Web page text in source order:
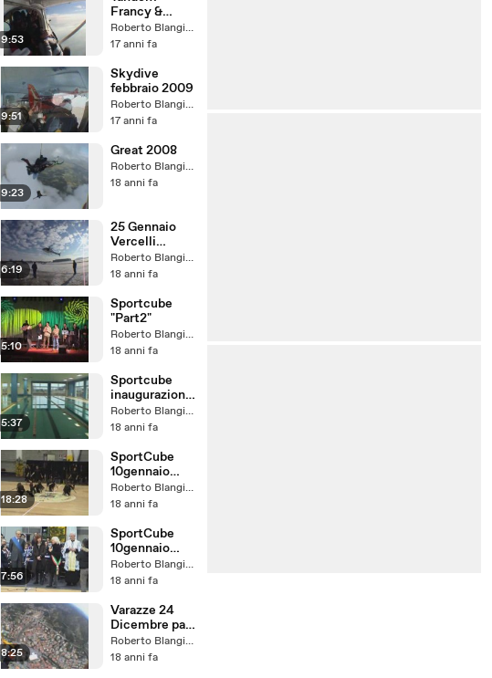
9:53
Francy &
friends
Roberto Blangiardi
17 anni fa
9:51
Skydive
febbraio 2009
Roberto Blangiardi
17 anni fa
9:23
Great 2008
Roberto Blangiardi
18 anni fa
6:19
25 Gennaio
Vercelli
Ecureil SB350
Roberto Blangiardi
18 anni fa
5:10
Sportcube
"Part2"
Roberto Blangiardi
18 anni fa
5:37
Sportcube
inaugurazione
3 Gennaio
"Part1"
Roberto Blangiardi
18 anni fa
18:28
SportCube
10gennaio
"Part2"
spettacoli di
Roberto Blangiardi
18 anni fa
7:56
SportCube
10gennaio
Inaugurazione
"Part1"
Roberto Blangiardi
18 anni fa
8:25
Varazze 24
Dicembre part
"2"
Roberto Blangiardi
18 anni fa